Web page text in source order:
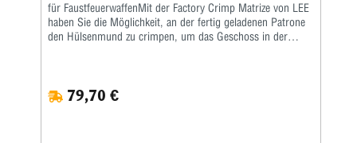
für FaustfeuerwaffenMit der Factory Crimp Matrize von LEE
haben Sie die Möglichkeit, an der fertig geladenen Patrone
den Hülsenmund zu crimpen, um das Geschoss in der
Geschoss, bzw. in die Crimprille gepresst.Der Pressdruck
kann durch Verstellen des Matrizenkörpers fein justiert
79,70 €